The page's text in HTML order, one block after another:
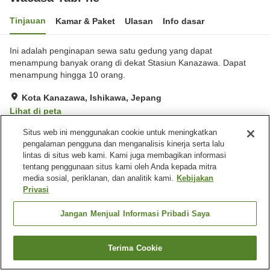
Tinjauan Kamar & Paket Ulasan Info dasar
Ini adalah penginapan sewa satu gedung yang dapat
menampung banyak orang di dekat Stasiun Kanazawa. Dapat
menampung hingga 10 orang.
Kota Kanazawa, Ishikawa, Jepang
Lihat di peta
Hebat Ulasan:8
Fasilitas properti
Ramah hewan peliharaan di
dalam gedung
Beranda Jepang Ishikawa
Kota Kanazawa
Wacasa Tabi-ne
Cari kamar
Situs web ini menggunakan cookie untuk meningkatkan
pengalaman pengguna dan menganalisis kinerja serta lalu
lintas di situs web kami. Kami juga membagikan informasi
tentang penggunaan situs kami oleh Anda kepada mitra
media sosial, periklanan, dan analitik kami. Kebijakan
Privasi
Jangan Menjual Informasi Pribadi Saya
Terima Cookie